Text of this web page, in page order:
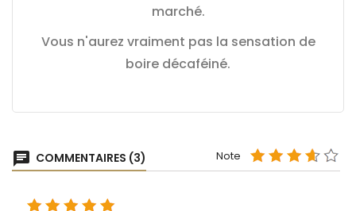
marché.
Vous n'aurez vraiment pas la sensation de
boire décaféiné.
chat COMMENTAIRES (3) Note